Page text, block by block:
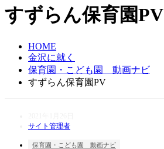
すずらん保育園PV
HOME
金沢に就く
保育園・こども園 動画ナビ
すずらん保育園PV
サイト管理者
保育園・こども園 動画ナビ